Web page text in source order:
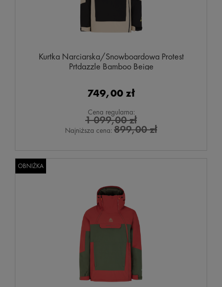
Kurtka Narciarska/Snowboardowa Protest
Prtdazzle Bamboo Beige
749,00 zł
Cena regularna:
1 099,00 zł
Najniższa cena: 899,00 zł
OBNIŻKA